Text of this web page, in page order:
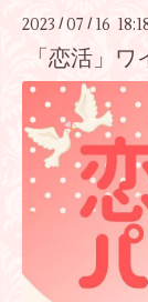
2023 /07 / 16
「恋活」